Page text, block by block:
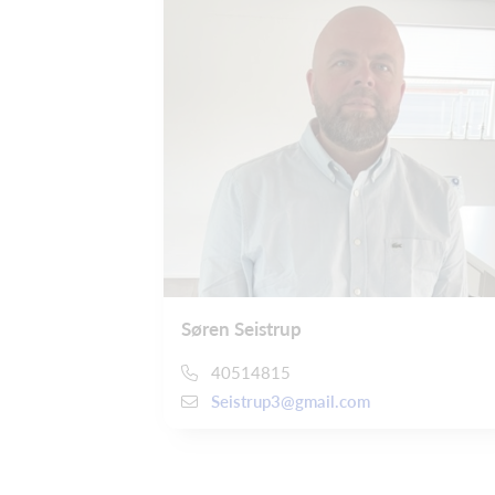
Søren Seistrup
40514815
Seistrup3@gmail.com